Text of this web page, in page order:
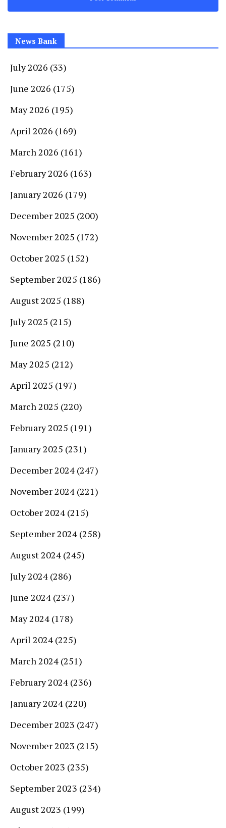
News Bank
July 2026 (33)
June 2026 (175)
May 2026 (195)
April 2026 (169)
March 2026 (161)
February 2026 (163)
January 2026 (179)
December 2025 (200)
November 2025 (172)
October 2025 (152)
September 2025 (186)
August 2025 (188)
July 2025 (215)
June 2025 (210)
May 2025 (212)
April 2025 (197)
March 2025 (220)
February 2025 (191)
January 2025 (231)
December 2024 (247)
November 2024 (221)
October 2024 (215)
September 2024 (258)
August 2024 (245)
July 2024 (286)
June 2024 (237)
May 2024 (178)
April 2024 (225)
March 2024 (251)
February 2024 (236)
January 2024 (220)
December 2023 (247)
November 2023 (215)
October 2023 (235)
September 2023 (234)
August 2023 (199)